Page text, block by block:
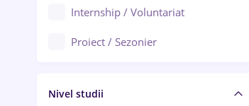
Bârlad
Bistrița (Bistrița-Năsăud)
Auto / Echipamente
Automatizări
Cercetare - dezvoltare
Internship / Voluntariat
Proiect / Sezonier
Nivel studii